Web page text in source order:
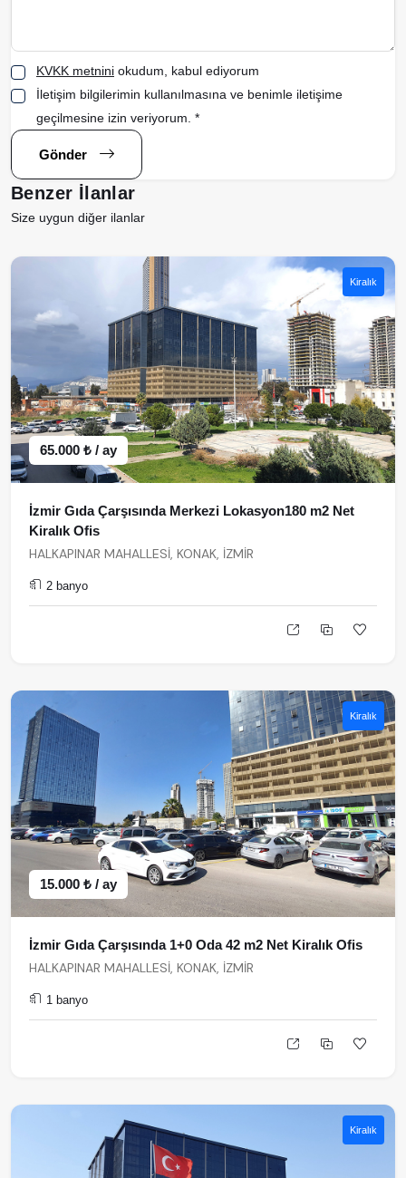
KVKK metnini okudum, kabul ediyorum
İletişim bilgilerimin kullanılmasına ve benimle iletişime
geçilmesine izin veriyorum. *
Gönder
Benzer İlanlar
Size uygun diğer ilanlar
Kiralık
65.000 ₺ / ay
İzmir Gıda Çarşısında Merkezi Lokasyon180 m2 Net
Kiralık Ofis
HALKAPINAR MAHALLESİ, KONAK, İZMİR
2 banyo
Kiralık
15.000 ₺ / ay
İzmir Gıda Çarşısında 1+0 Oda 42 m2 Net Kiralık Ofis
HALKAPINAR MAHALLESİ, KONAK, İZMİR
1 banyo
Kiralık